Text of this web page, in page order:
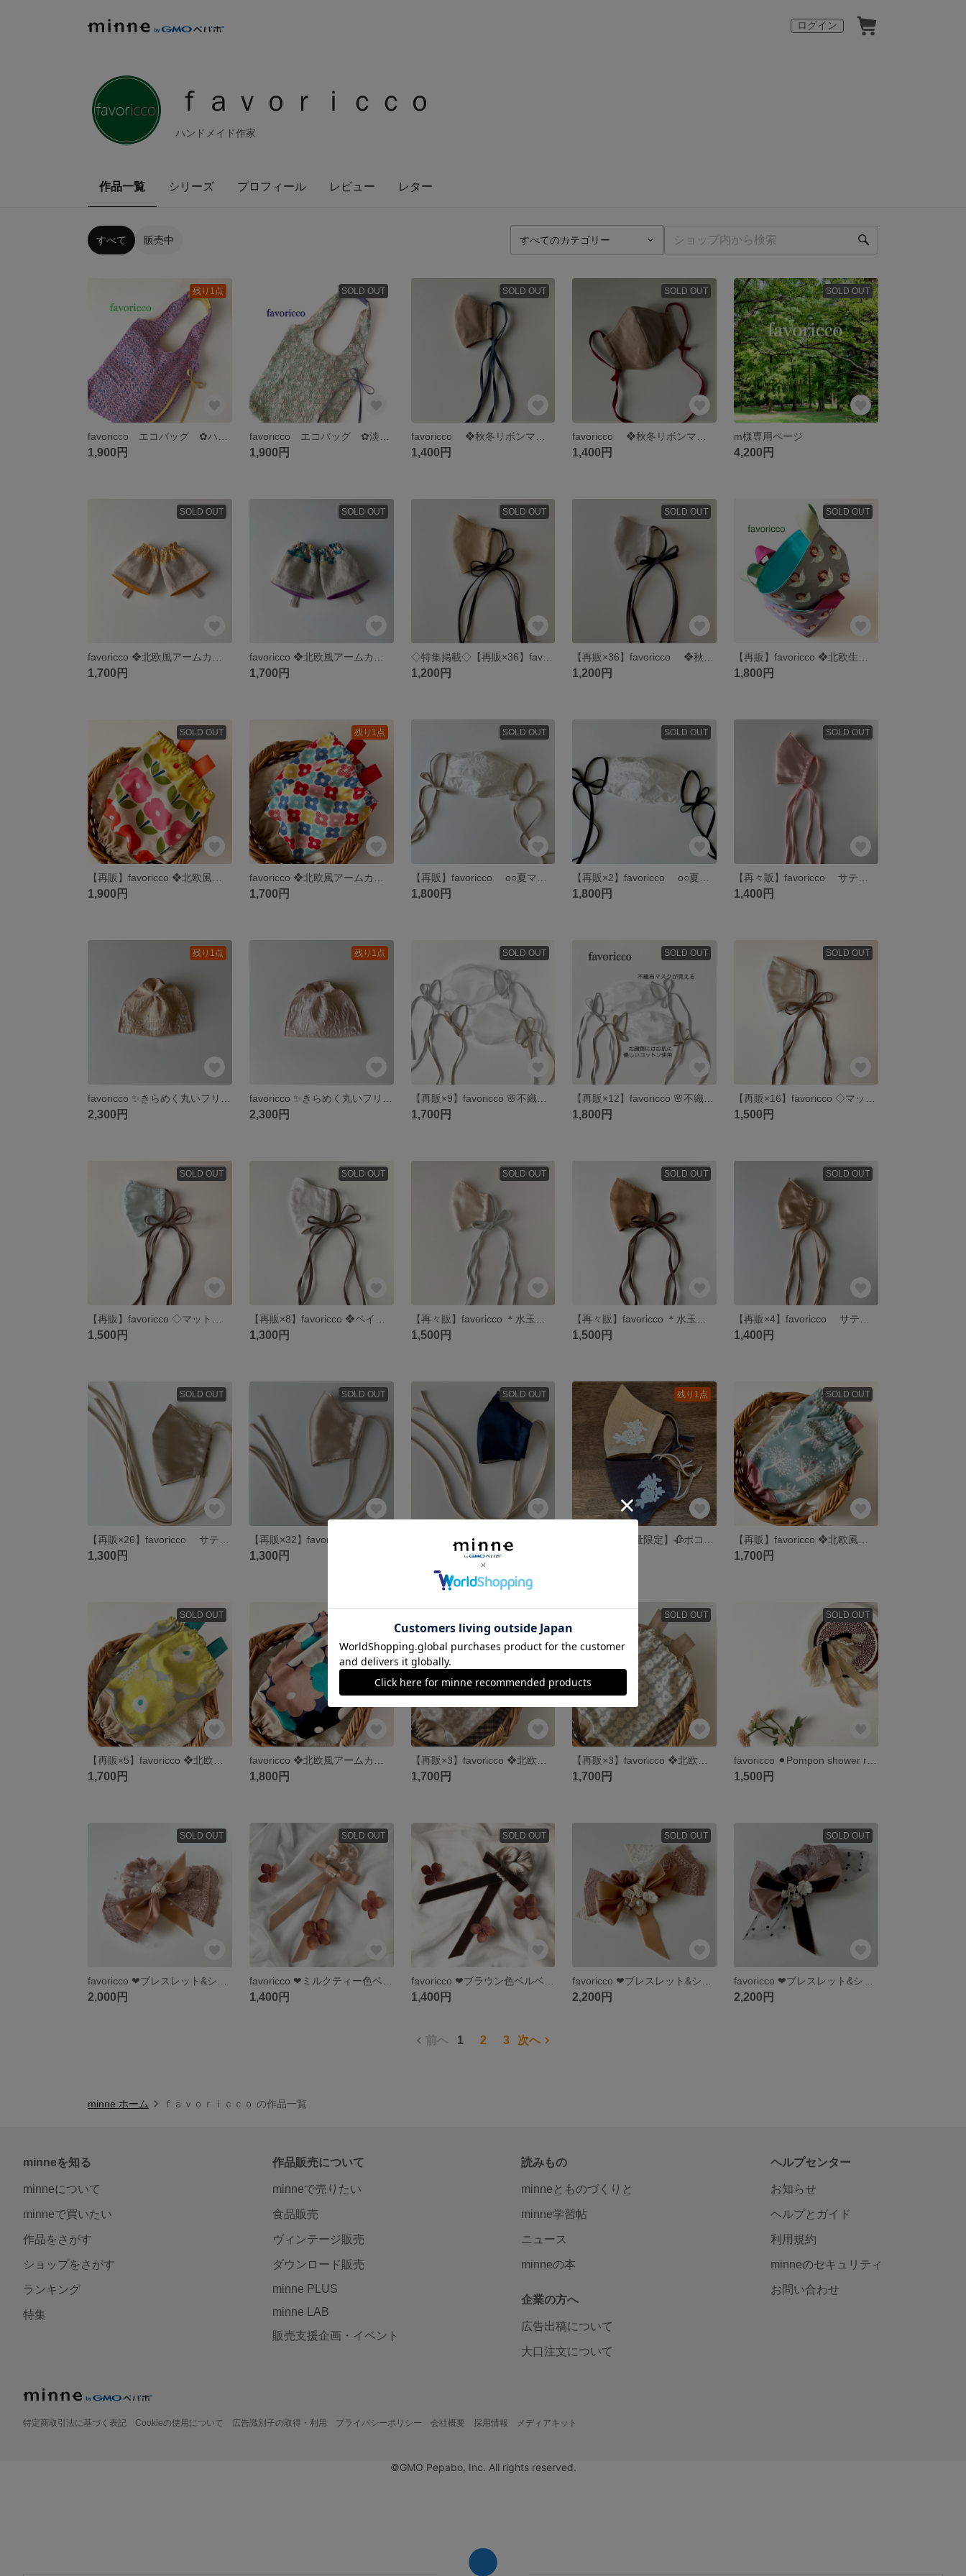
ログイン
ｆａｖｏｒｉｃｃｏ
ハンドメイド作家
作品一覧 シリーズ プロフィール レビュー レター
すべて 販売中
残り1点
1,900円
SOLD OUT
1,900円
SOLD OUT
1,400円
SOLD OUT
1,400円
SOLD OUT
m様専用ページ
4,200円
SOLD OUT
1,700円
SOLD OUT
1,700円
SOLD OUT
◇特集掲載◇【再販×36】favoricco ❖秋冬リボンマスク❖ベージュ・コーデュロイ（細コールテン）/ブラウンリボン/ポケット付きマスク/紐/普通・小さめサイズ リボン マスク
1,200円
SOLD OUT
1,200円
SOLD OUT
1,800円
SOLD OUT
1,900円
残り1点
1,700円
SOLD OUT
1,800円
SOLD OUT
1,800円
SOLD OUT
1,400円
残り1点
2,300円
残り1点
2,300円
SOLD OUT
1,700円
SOLD OUT
1,800円
SOLD OUT
1,500円
SOLD OUT
1,500円
SOLD OUT
1,300円
SOLD OUT
1,500円
SOLD OUT
1,500円
SOLD OUT
1,400円
SOLD OUT
1,300円
SOLD OUT
1,300円
SOLD OUT 残り1点 SOLD OUT
1,700円
SOLD OUT
1,700円 1,800円 1,700円
SOLD OUT
1,700円
SOLD OUT
1,500円
SOLD OUT
2,000円
SOLD OUT
1,400円
SOLD OUT
1,400円
SOLD OUT
2,200円
SOLD OUT
2,200円
前へ 1 2 3 次へ
minne ホーム ｆａｖｏｒｉｃｃｏ の作品一覧
minneを知る
minneについて
minneで買いたい
作品をさがす
ショップをさがす
ランキング
特集
作品販売について
minneで売りたい
食品販売
ヴィンテージ販売
ダウンロード販売
minne PLUS
minne LAB
販売支援企画・イベント
読みもの
minneとものづくりと
minne学習帖
ニュース
minneの本
企業の方へ
広告出稿について
大口注文について
ヘルプセンター
お知らせ
ヘルプとガイド
利用規約
minneのセキュリティ
お問い合わせ
特定商取引法に基づく表記 Cookieの使用について 広告識別子の取得・利用 プライバシーポリシー 会社概要 採用情報 メディアキット
©GMO Pepabo, Inc. All rights reserved.